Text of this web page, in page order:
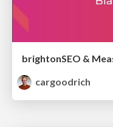
cargoodrich